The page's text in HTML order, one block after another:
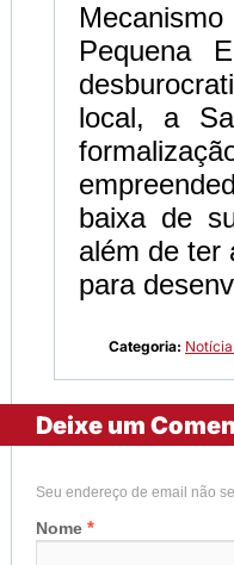
Pequena
local, a
baixa de
além de ter
para
Categoria:
Deixe um
Seu endereço de email não
Nome *